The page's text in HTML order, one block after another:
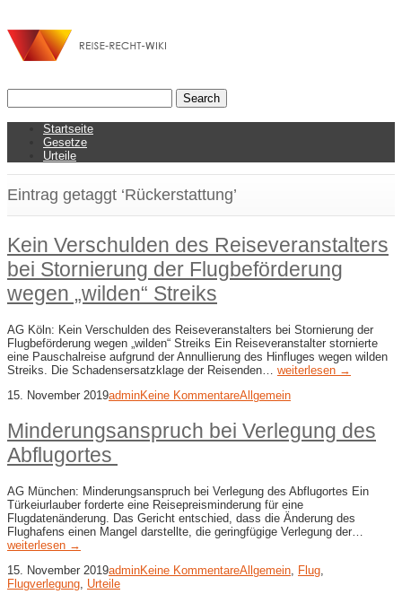
Startseite
Gesetze
Urteile
Eintrag getaggt ‘Rückerstattung’
Kein Verschulden des Reiseveranstalters
bei Stornierung der Flugbeförderung
wegen „wilden“ Streiks
AG Köln: Kein Verschulden des Reiseveranstalters bei Stornierung der
Flugbeförderung wegen „wilden“ Streiks Ein Reiseveranstalter stornierte
eine Pauschalreise aufgrund der Annullierung des Hinfluges wegen wilden
Streiks. Die Schadensersatzklage der Reisenden… weiterlesen →
15. November 2019adminKeine KommentareAllgemein
Minderungsanspruch bei Verlegung des
Abflugortes
AG München: Minderungsanspruch bei Verlegung des Abflugortes Ein
Türkeiurlauber forderte eine Reisepreisminderung für eine
Flugdatenänderung. Das Gericht entschied, dass die Änderung des
Flughafens einen Mangel darstellte, die geringfügige Verlegung der…
weiterlesen →
15. November 2019adminKeine KommentareAllgemein, Flug,
Flugverlegung, Urteile